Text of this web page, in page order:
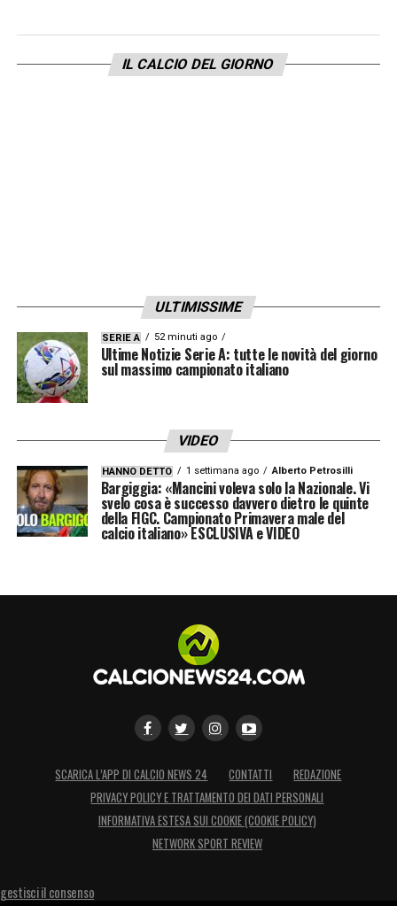
IL CALCIO DEL GIORNO
ULTIMISSIME
SERIE A 52 minuti ago
Ultime Notizie Serie A: tutte le novità del giorno
sul massimo campionato italiano
VIDEO
HANNO DETTO 1 settimana ago Alberto Petrosilli
Bargiggia: «Mancini voleva solo la Nazionale. Vi
svelo cosa è successo davvero dietro le quinte
della FIGC. Campionato Primavera male del
calcio italiano» ESCLUSIVA e VIDEO
SCARICA L’APP DI CALCIO NEWS 24 CONTATTI
REDAZIONE
PRIVACY POLICY E TRATTAMENTO DEI DATI PERSONALI
INFORMATIVA ESTESA SUI COOKIE (COOKIE POLICY)
NETWORK SPORT REVIEW
gestisci il consenso